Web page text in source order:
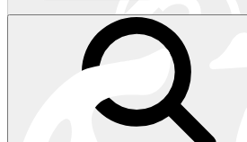
キャロウェイアパレルはこちら>>>